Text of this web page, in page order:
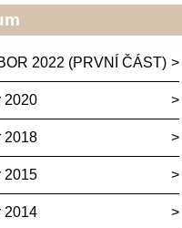
2022 (PRVNÍ ČÁST)
2020
2018
2015
2014